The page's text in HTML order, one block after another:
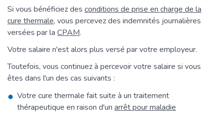
Si vous bénéficiez des conditions de prise en charge de la
cure thermale, vous percevez des indemnités journalières
versées par la CPAM.
Votre salaire n'est alors plus versé par votre employeur.
Toutefois, vous continuez à percevoir votre salaire si vous
êtes dans l'un des cas suivants :
Votre cure thermale fait suite à un traitement
thérapeutique en raison d'un arrêt pour maladie